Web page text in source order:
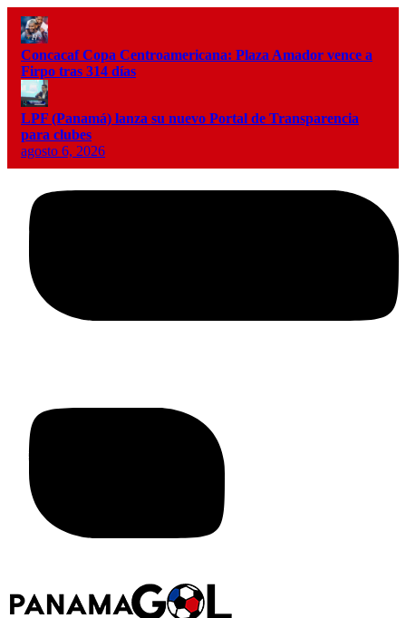
Concacaf Copa Centroamericana: Plaza Amador vence a
Firpo tras 314 días
LPF (Panamá) lanza su nuevo Portal de Transparencia
para clubes
agosto 6, 2026